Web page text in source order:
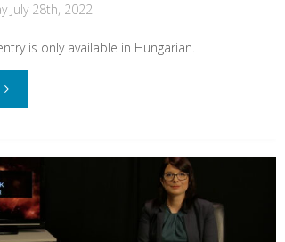
July 28th, 2022
is only available in Hungarian.